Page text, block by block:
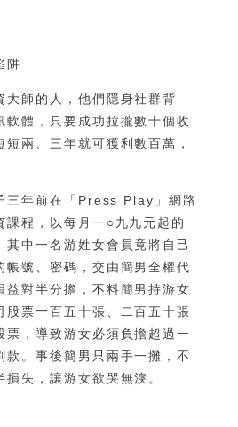
阱
大師的人，他們隱身社群背
軟體，只要成功拉攏數十個收
兩、三年就可獲利數百萬，
三年前在「Press Play」網路
課程，以每月一○九九元起的
其中一名游姓女會員竟將自己
帳號、密碼，交由簡男全權代
益對半分擔，不料簡男持游女
股票一百五十張、二百五十張
票，導致游女必須負擔超過一
款。事後簡男只兩手一攤，不
失，讓游女欲哭無淚。